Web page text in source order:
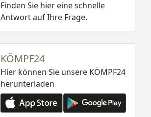
Finden Sie hier eine schnelle
Antwort auf Ihre Frage.
KÖMPF24
Hier können Sie unsere KÖMPF24
herunterladen